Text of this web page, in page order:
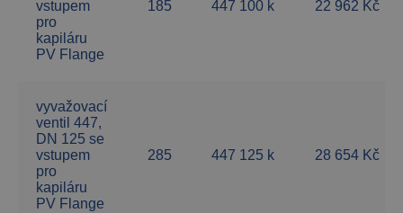
vstupem
pro
kapiláru
PV Flange
185 447 100 k 22 962 Kč
vyvažovací
ventil 447,
DN 125 se
vstupem
pro
kapiláru
PV Flange
285 447 125 k 28 654 Kč